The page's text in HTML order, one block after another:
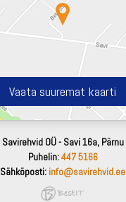
Vaata suuremat kaarti
Savirehvid OÜ - Savi 16a, Pärnu
Puhelin:447 5166
Sähköposti: info@savirehvid.ee